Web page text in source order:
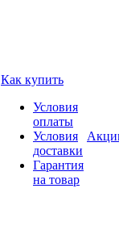
Как купить
Условия
оплаты
Условия
доставки
Гарантия
на товар